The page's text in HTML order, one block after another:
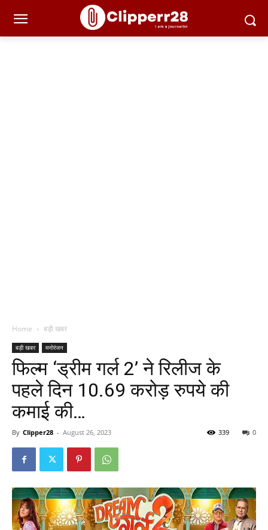
Home बड़ी खबर
बड़ी खबर मनोरंजन
फिल्म ‘ड्रीम गर्ल 2’ ने रिलीज के
पहले दिन 10.69 करोड़ रुपये की
कमाई की…
By Clipper28 - August 26, 2023 0
339